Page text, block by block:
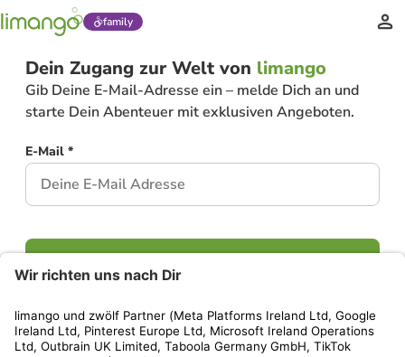
family
Dein Zugang zur Welt von limango
Gib Deine E-Mail-Adresse ein – melde Dich an und
starte Dein Abenteuer mit exklusiven Angeboten.
E-Mail *
Weiter